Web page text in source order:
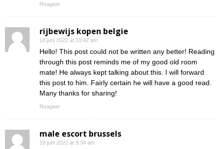
Reageer
rijbewijs kopen belgie
18 juni 2022 at 10:42 am
Hello! This post could not be written any better! Reading
through this post reminds me of my good old room
mate! He always kept talking about this. I will forward
this post to him. Fairly certain he will have a good read.
Many thanks for sharing!
Reageer
male escort brussels
19 juni 2022 at 9:34 am